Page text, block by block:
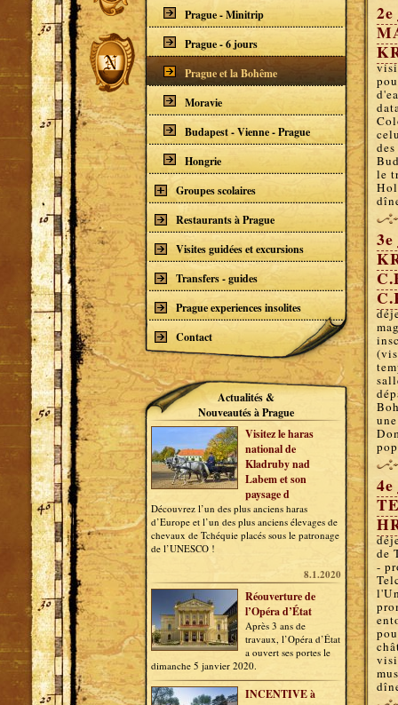
2
le
3
4
de
-
Prague - Minitrip
Prague - 6 jours
Prague et la Bohême
Moravie
Budapest - Vienne - Prague
Hongrie
Groupes scolaires
Restaurants à Prague
Visites guidées et excursions
Transfers - guides
Prague experiences insolites
Contact
Actualités &
Nouveautés à Prague
Visitez le haras
national de
Kladruby nad
Labem et son
paysage d
Découvrez l’un des plus anciens haras
d’Europe et l’un des plus anciens élevages de
chevaux de Tchéquie placés sous le patronage
de l’UNESCO !
8.1.2020
Réouverture de
l’Opéra d’État
Après 3 ans de
travaux, l’Opéra d’État
a ouvert ses portes le
dimanche 5 janvier 2020.
INCENTIVE à